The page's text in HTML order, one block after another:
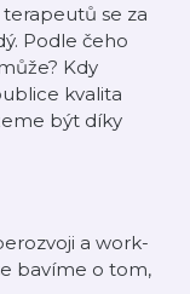
se za
Podle čeho
Kdy
kvalita
být díky
a work-
bavíme o tom,